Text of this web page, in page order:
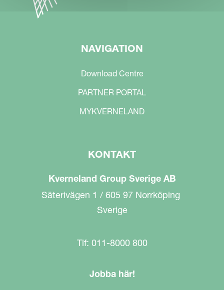
NAVIGATION
Download Centre
PARTNER PORTAL
MYKVERNELAND
KONTAKT
Kverneland Group Sverige AB
Säterivägen 1 / 605 97 Norrköping
Sverige
Tlf: 011-8000 800
Jobba här!